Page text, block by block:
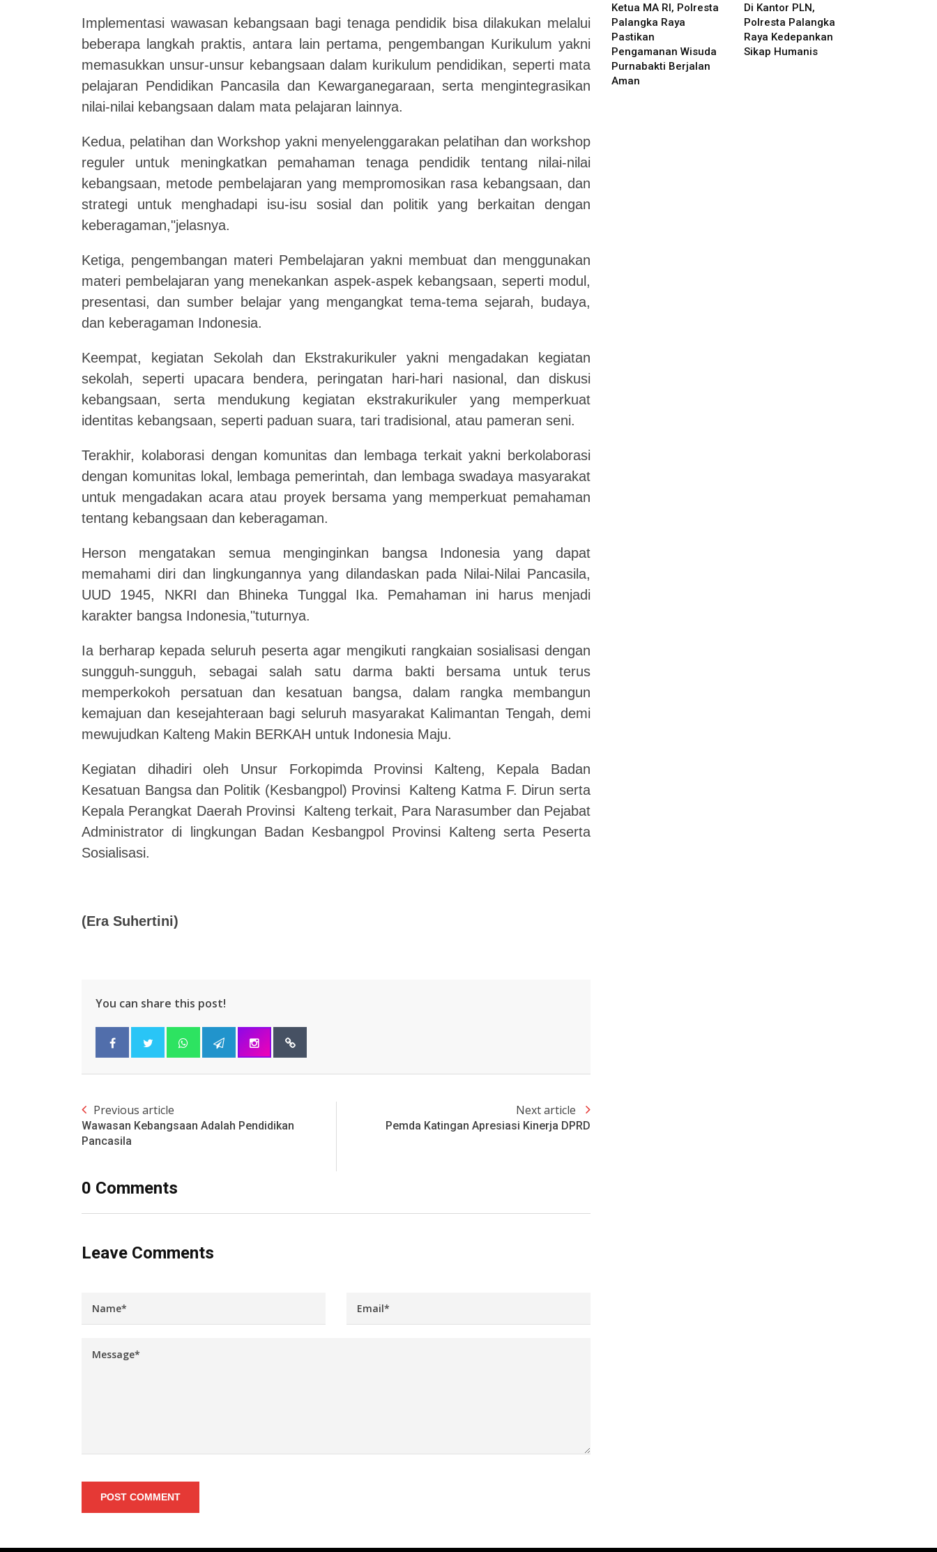
Implementasi wawasan kebangsaan bagi tenaga pendidik bisa dilakukan melalui
beberapa langkah praktis, antara lain pertama, pengembangan Kurikulum yakni
memasukkan unsur-unsur kebangsaan dalam kurikulum pendidikan, seperti mata
pelajaran Pendidikan Pancasila dan Kewarganegaraan, serta mengintegrasikan
nilai-nilai kebangsaan dalam mata pelajaran lainnya.
Kedua, pelatihan dan Workshop yakni menyelenggarakan pelatihan dan workshop
reguler untuk meningkatkan pemahaman tenaga pendidik tentang nilai-nilai
kebangsaan, metode pembelajaran yang mempromosikan rasa kebangsaan, dan
strategi untuk menghadapi isu-isu sosial dan politik yang berkaitan dengan
keberagaman,"jelasnya.
Ketiga, pengembangan materi Pembelajaran yakni membuat dan menggunakan
materi pembelajaran yang menekankan aspek-aspek kebangsaan, seperti modul,
presentasi, dan sumber belajar yang mengangkat tema-tema sejarah, budaya,
dan keberagaman Indonesia.
Keempat, kegiatan Sekolah dan Ekstrakurikuler yakni mengadakan kegiatan
sekolah, seperti upacara bendera, peringatan hari-hari nasional, dan diskusi
kebangsaan, serta mendukung kegiatan ekstrakurikuler yang memperkuat
identitas kebangsaan, seperti paduan suara, tari tradisional, atau pameran seni.
Terakhir, kolaborasi dengan komunitas dan lembaga terkait yakni berkolaborasi
dengan komunitas lokal, lembaga pemerintah, dan lembaga swadaya masyarakat
untuk mengadakan acara atau proyek bersama yang memperkuat pemahaman
tentang kebangsaan dan keberagaman.
Herson mengatakan semua menginginkan bangsa Indonesia yang dapat
memahami diri dan lingkungannya yang dilandaskan pada Nilai-Nilai Pancasila,
UUD 1945, NKRI dan Bhineka Tunggal Ika. Pemahaman ini harus menjadi
karakter bangsa Indonesia,"tuturnya.
Ia berharap kepada seluruh peserta agar mengikuti rangkaian sosialisasi dengan
sungguh-sungguh, sebagai salah satu darma bakti bersama untuk terus
memperkokoh persatuan dan kesatuan bangsa, dalam rangka membangun
kemajuan dan kesejahteraan bagi seluruh masyarakat Kalimantan Tengah, demi
mewujudkan Kalteng Makin BERKAH untuk Indonesia Maju.
Kegiatan dihadiri oleh Unsur Forkopimda Provinsi Kalteng, Kepala Badan
Kesatuan Bangsa dan Politik (Kesbangpol) Provinsi Kalteng Katma F. Dirun serta
Kepala Perangkat Daerah Provinsi Kalteng terkait, Para Narasumber dan Pejabat
Administrator di lingkungan Badan Kesbangpol Provinsi Kalteng serta Peserta
Sosialisasi.
(Era Suhertini)
You can share this post!
Previous article
Wawasan Kebangsaan Adalah Pendidikan
Pancasila
Next article
Pemda Katingan Apresiasi Kinerja DPRD
0 Comments
Leave Comments
POST COMMENT
Ketua MA RI, Polresta
Palangka Raya
Pastikan
Pengamanan Wisuda
Purnabakti Berjalan
Aman
Di Kantor PLN,
Polresta Palangka
Raya Kedepankan
Sikap Humanis